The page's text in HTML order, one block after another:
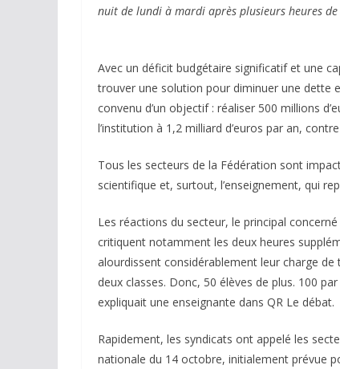
nuit de lundi à mardi après plusieurs heures
Avec un déficit budgétaire significatif et une
trouver une solution pour diminuer une dette
convenu d’un objectif : réaliser 500 millions
l’institution à 1,2 milliard d’euros par an,
Tous les secteurs de la Fédération sont
scientifique et, surtout, l’enseignement, qui
Les réactions du secteur, le principal
critiquent notamment les deux heures
alourdissent considérablement leur charge de
deux classes. Donc, 50 élèves de plus. 100
expliquait une enseignante dans QR Le débat.
Rapidement, les syndicats ont appelé les
nationale du 14 octobre, initialement prévue